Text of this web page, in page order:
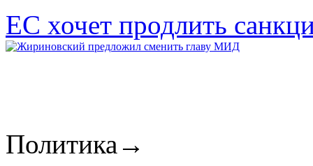
ЕС хочет продлить
Политика →